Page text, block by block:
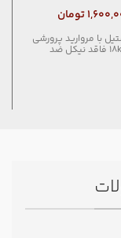
تومان
با مروارید پرورشی
آبکاری طلا 18k فاقد نیکل ضد